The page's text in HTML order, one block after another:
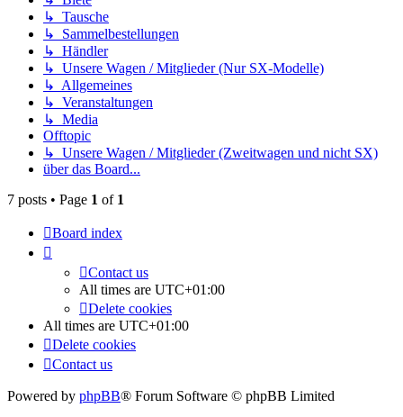
↳ Tausche
↳ Sammelbestellungen
↳ Händler
↳ Unsere Wagen / Mitglieder (Nur SX-Modelle)
↳ Allgemeines
↳ Veranstaltungen
↳ Media
Offtopic
↳ Unsere Wagen / Mitglieder (Zweitwagen und nicht SX)
über das Board...
7 posts • Page 1 of 1
Board index
Contact us
All times are UTC+01:00
Delete cookies
All times are UTC+01:00
Delete cookies
Contact us
Powered by phpBB® Forum Software © phpBB Limited